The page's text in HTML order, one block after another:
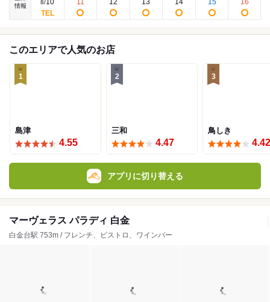
情報
8/10 11 12 13 14 15 16
このエリアで人気のお店
1
島津
4.55
2
三和
4.47
3
鳥しき
4.42
アプリに切り替える
マーヴェラス パラディ 白金
白金台駅 753m / フレンチ、ビストロ、ワインバー